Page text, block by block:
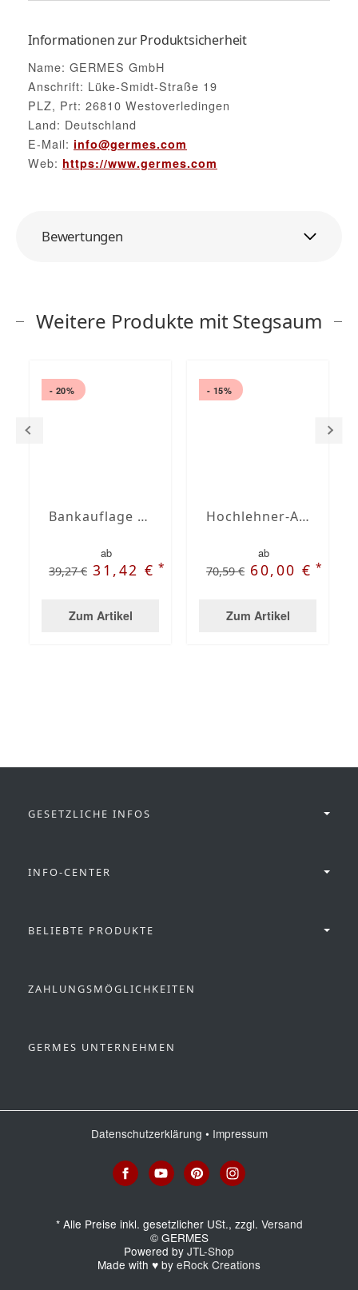
Informationen zur Produktsicherheit
Name: GERMES GmbH
Anschrift: Lüke-Smidt-Straße 19
PLZ, Prt: 26810 Westoverledingen
Land: Deutschland
E-Mail: info@germes.com
Web: https://www.germes.com
Bewertungen
Weitere Produkte mit Stegsaum
- 20%
Bankauflage nach Maß mit Stegsaum
ab
39,27 € 31,42 €*
Zum Artikel
- 15%
Hochlehner-Auflagen mit Stegsaum nach Maß
ab
70,59 € 60,00 €*
Zum Artikel
GESETZLICHE INFOS
INFO-CENTER
BELIEBTE PRODUKTE
ZAHLUNGSMÖGLICHKEITEN
GERMES UNTERNEHMEN
Datenschutzerklärung • Impressum
*Alle Preise inkl. gesetzlicher USt., zzgl. Versand
© GERMES
Powered by JTL-Shop
Made with ♥ by eRock Creations